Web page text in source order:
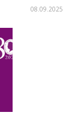
08.09.2025